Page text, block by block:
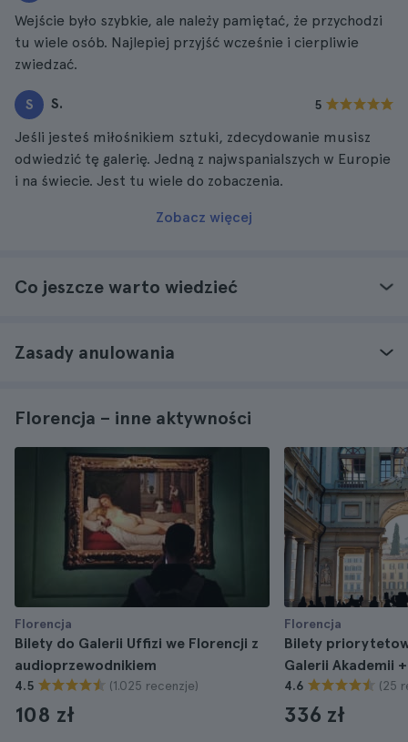
Wejście było szybkie, ale należy pamiętać, że przychodzi
tu wiele osób. Najlepiej przyjść wcześnie i cierpliwie
zwiedzać.
S S. 5
Jeśli jesteś miłośnikiem sztuki, zdecydowanie musisz
odwiedzić tę galerię. Jedną z najwspanialszych w Europie
i na świecie. Jest tu wiele do zobaczenia.
Zobacz więcej
Co jeszcze warto wiedzieć
Zasady anulowania
Florencja – inne aktywności
Florencja
Bilety do Galerii Uffizi we Florencji z
audioprzewodnikiem
4.5 (1.025 recenzje)
108 zł
Florencja
Bilety
Galerii Akademii
4.6 (25
336 zł